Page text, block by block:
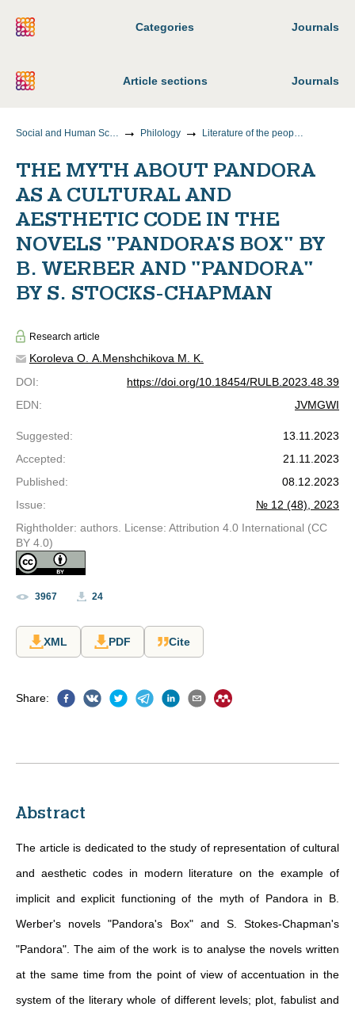
Categories Journals
Article sections Journals
Social and Human Sciences Philology Literature of the peoples of the world
THE MYTH ABOUT PANDORA
AS A CULTURAL AND
AESTHETIC CODE IN THE
NOVELS "PANDORA'S BOX" BY
B. WERBER AND "PANDORA"
BY S. STOCKS-CHAPMAN
Research article
Koroleva O. A. Menshchikova M. K.
DOI:
https://doi.org/10.18454/RULB.2023.48.39
EDN: JVMGWI
Suggested:
13.11.2023
Accepted:
21.11.2023
Published:
08.12.2023
Issue:
№ 12 (48), 2023
Rightholder: authors. License: Attribution 4.0 International (CC
BY 4.0)
3967 24
XML PDF Cite
Share:
Abstract
The article is dedicated to the study of representation of cultural
and aesthetic codes in modern literature on the example of
implicit and explicit functioning of the myth of Pandora in B.
Werber's novels "Pandora's Box" and S. Stokes-Chapman's
"Pandora". The aim of the work is to analyse the novels written
at the same time from the point of view of accentuation in the
system of the literary whole of different levels; plot, fabulist and